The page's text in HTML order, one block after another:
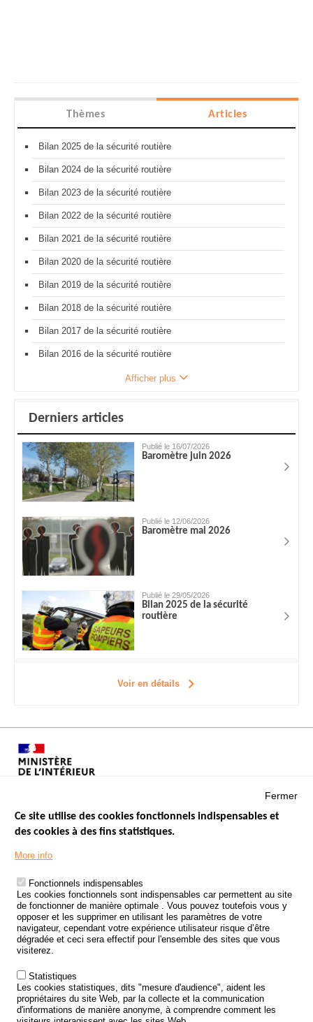
Thèmes Articles
Bilan 2025 de la sécurité routière
Bilan 2024 de la sécurité routière
Bilan 2023 de la sécurité routière
Bilan 2022 de la sécurité routière
Bilan 2021 de la sécurité routière
Bilan 2020 de la sécurité routière
Bilan 2019 de la sécurité routière
Bilan 2018 de la sécurité routière
Bilan 2017 de la sécurité routière
Bilan 2016 de la sécurité routière
Afficher plus
Derniers articles
Publié le 16/07/2026
Baromètre juin 2026
Publié le 12/06/2026
Baromètre mai 2026
Publié le 29/05/2026
Bilan 2025 de la sécurité
routière
Voir en détails
Menu
Footer
LES SITES PUBLICS
ÉTAT DE L’INSÉCURITÉ ROUTIÈRE
TRAITEMENT DES DONNÉES PERSONNELLES DES ACCIDENTS DE
LA ROUTE
ETUDES ET RECHERCHES
APPEL À PROJETS
POLITIQUE DE SÉCURITÉ ROUTIÈRE
Outils
AGENDA
Fermer
Ce site utilise des cookies fonctionnels indispensables et
des cookies à des fins statistiques.
More info
Fonctionnels indispensables
Les cookies fonctionnels sont indispensables car permettent au site
de fonctionner de manière optimale . Vous pouvez toutefois vous y
opposer et les supprimer en utilisant les paramètres de votre
navigateur, cependant votre expérience utilisateur risque d’être
dégradée et ceci sera effectif pour l'ensemble des sites que vous
visiterez.
Statistiques
Les cookies statistiques, dits "mesure d'audience", aident les
propriétaires du site Web, par la collecte et la communication
d'informations de manière anonyme, à comprendre comment les